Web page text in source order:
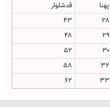
پهنا
قدشلوار
۲۸
۴۳
۲۹
۴۸
۳۰
۵۲
۳۲
۵۸
۳۳ ۶۲